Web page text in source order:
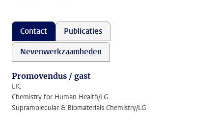
Contact
Publicaties
Nevenwerkzaamheden
Promovendus / gast
LIC
Chemistry for Human Health/LG
Supramolecular & Biomaterials Chemistry/LG